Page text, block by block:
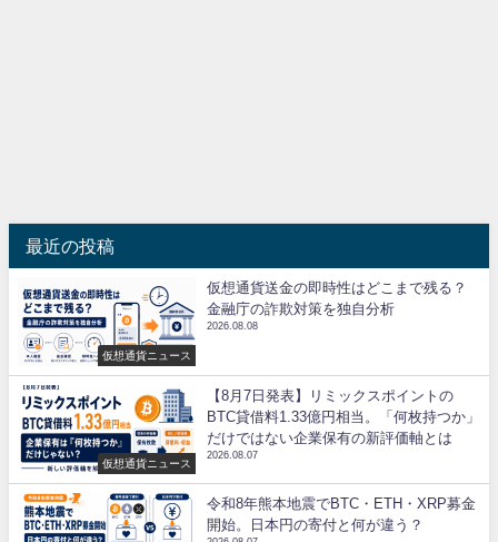
最近の投稿
仮想通貨ニュース
仮想通貨送金の即時性はどこまで残る？
金融庁の詐欺対策を独自分析
2026.08.08
仮想通貨ニュース
【8月7日発表】リミックスポイントの
BTC貸借料1.33億円相当。「何枚持つか」
だけではない企業保有の新評価軸とは
2026.08.07
令和8年熊本地震でBTC・ETH・XRP募金
開始。日本円の寄付と何が違う？